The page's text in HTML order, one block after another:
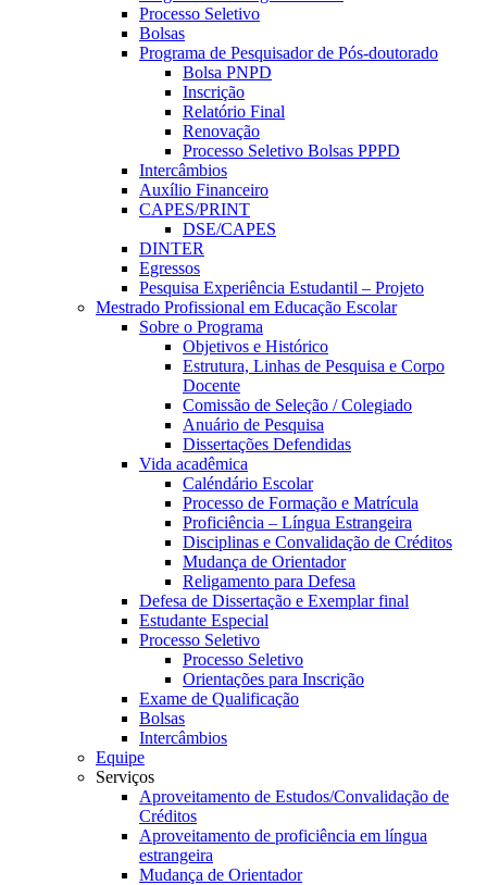
Processo Seletivo
Bolsas
Programa de Pesquisador de Pós-doutorado
Bolsa PNPD
Inscrição
Relatório Final
Renovação
Processo Seletivo Bolsas PPPD
Intercâmbios
Auxílio Financeiro
CAPES/PRINT
DSE/CAPES
DINTER
Egressos
Pesquisa Experiência Estudantil – Projeto
Mestrado Profissional em Educação Escolar
Sobre o Programa
Objetivos e Histórico
Estrutura, Linhas de Pesquisa e Corpo
Docente
Comissão de Seleção / Colegiado
Anuário de Pesquisa
Dissertações Defendidas
Vida acadêmica
Caléndário Escolar
Processo de Formação e Matrícula
Proficiência – Língua Estrangeira
Disciplinas e Convalidação de Créditos
Mudança de Orientador
Religamento para Defesa
Defesa de Dissertação e Exemplar final
Estudante Especial
Processo Seletivo
Processo Seletivo
Orientações para Inscrição
Exame de Qualificação
Bolsas
Intercâmbios
Equipe
Serviços
Aproveitamento de Estudos/Convalidação de
Créditos
Aproveitamento de proficiência em língua
estrangeira
Mudança de Orientador